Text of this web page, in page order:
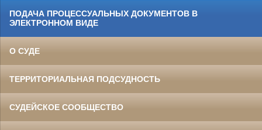
ПОДАЧА ПРОЦЕССУАЛЬНЫХ ДОКУМЕНТОВ В
ЭЛЕКТРОННОМ ВИДЕ
О СУДЕ
ТЕРРИТОРИАЛЬНАЯ ПОДСУДНОСТЬ
СУДЕЙСКОЕ СООБЩЕСТВО